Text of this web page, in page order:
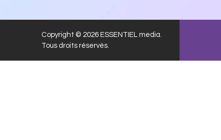
Copyright © 2026 ESSENTIEL media.
Tous droits réservés.